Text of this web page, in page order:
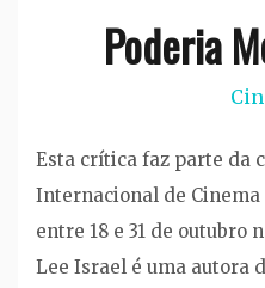
Poderia
Esta crítica faz parte da
Internacional de Cinema
entre 18 e 31 de outubro
Lee Israel é uma autora